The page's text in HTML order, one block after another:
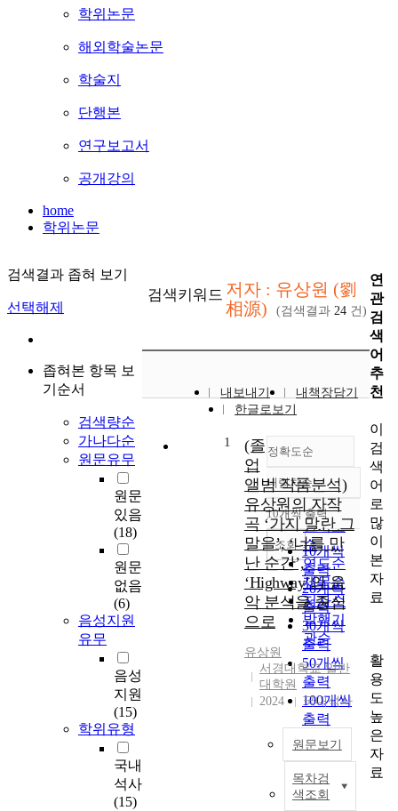
학위논문
해외학술논문
학술지
단행본
연구보고서
공개강의
home
학위논문
검색결과 좁혀 보기
선택해제
좁혀본 항목 보
기순서
검색량순
가나다순
원문유무
원문
있음
(18)
원문
없음
(6)
음성지원
유무
음성
지원
(15)
학위유형
국내
석사
(15)
검색키워드 저자 : 유상원 (劉
相源)
(검색결과 24 건)
내보내기
내책장담기
한글로보기
정확도순
정확도
순
인기도
순
연도순
제목순
저자순
발행기
관순
내림차순
내림차순
10개씩 출력
10개씩
출력
20개씩
출력
30개씩
출력
50개씩
출력
100개씩
출력
조회
1
(졸
업
앨범 작품분석)
유상원의 자작
곡 ‘가지 말란 그
말을’, ‘너를 만
난 순간’,
‘Highway’의 음
악 분석을 중심
으로
유상원
서경대학교 일반
대학원
2024
국내석사
원문보기
목차검
색조회
연
관
검
색
어
추
천
이
검
색
어
로
많
이
본
자
료
활
용
도
높
은
자
료